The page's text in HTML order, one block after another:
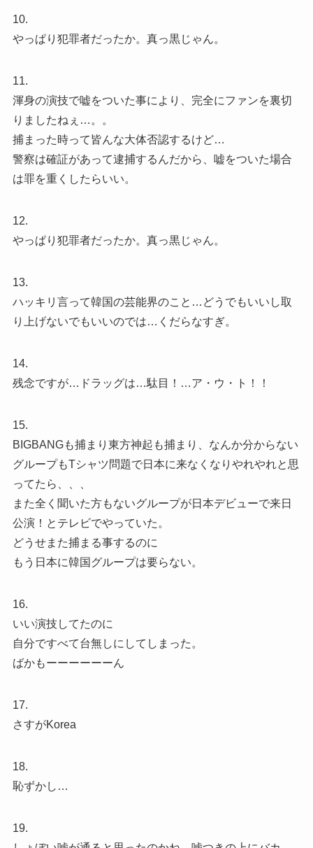
10.
やっぱり犯罪者だったか。真っ黒じゃん。
11.
渾身の演技で嘘をついた事により、完全にファンを裏切
りましたねぇ…。。
捕まった時って皆んな大体否認するけど…
警察は確証があって逮捕するんだから、嘘をついた場合
は罪を重くしたらいい。
12.
やっぱり犯罪者だったか。真っ黒じゃん。
13.
ハッキリ言って韓国の芸能界のこと…どうでもいいし取
り上げないでもいいのでは…くだらなすぎ。
14.
残念ですが…ドラッグは…駄目！…ア・ウ・ト！！
15.
BIGBANGも捕まり東方神起も捕まり、なんか分からない
グループもTシャツ問題で日本に来なくなりやれやれと思
ってたら、、、
また全く聞いた方もないグループが日本デビューで来日
公演！とテレビでやっていた。
どうせまた捕まる事するのに
もう日本に韓国グループは要らない。
16.
いい演技してたのに
自分ですべて台無しにしてしまった。
ばかもーーーーーーん
17.
さすがKorea
18.
恥ずかし…
19.